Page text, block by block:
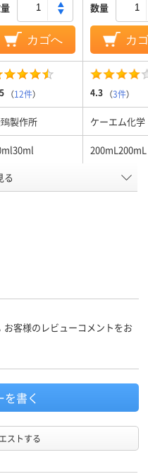
カゴへ
数量
カ
（12件） 4.3 （3件）
製作所 ケーエム化学
200mL200mL
菌未滅菌
る
客様のレビューコメントをお
を書く
ストする